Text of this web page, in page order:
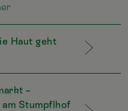
Haut geht
–
Stumpflhof